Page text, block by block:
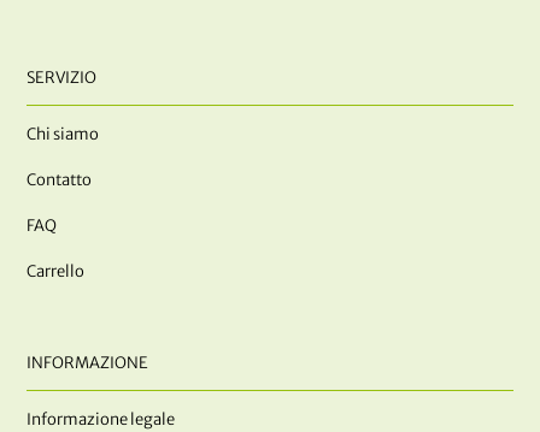
SERVIZIO
Chi siamo
Contatto
FAQ
Carrello
INFORMAZIONE
Informazione legale